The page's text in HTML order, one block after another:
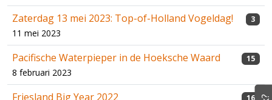
Zaterdag 13 mei 2023: Top-of-Holland Vogeldag!
11 mei 2023
3
Pacifische Waterpieper in de Hoeksche Waard
8 februari 2023
15
Friesland Big Year 2022 16